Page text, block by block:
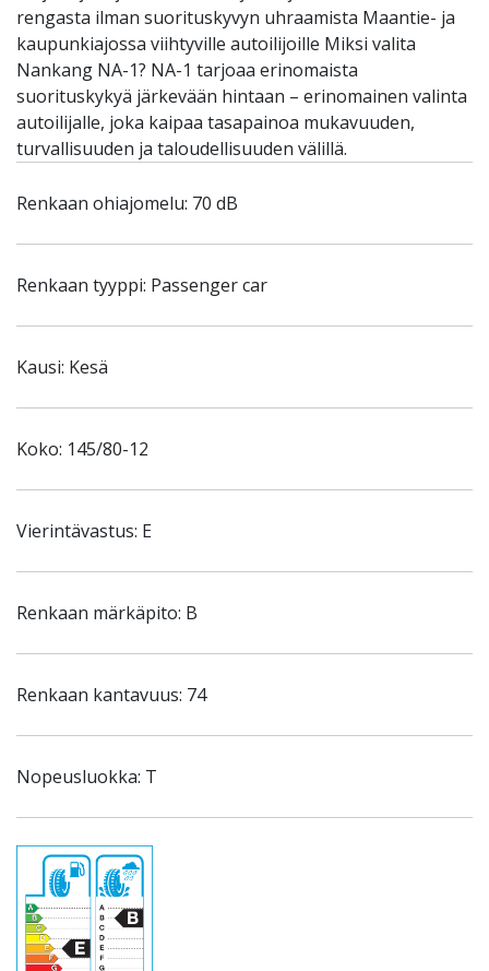
rengasta ilman suorituskyvyn uhraamista Maantie- ja
kaupunkiajossa viihtyville autoilijoille Miksi valita
Nankang NA-1? NA-1 tarjoaa erinomaista
suorituskykyä järkevään hintaan – erinomainen valinta
autoilijalle, joka kaipaa tasapainoa mukavuuden,
turvallisuuden ja taloudellisuuden välillä.
Renkaan ohiajomelu: 70 dB
Renkaan tyyppi: Passenger car
Kausi: Kesä
Koko: 145/80-12
Vierintävastus: E
Renkaan märkäpito: B
Renkaan kantavuus: 74
Nopeusluokka: T